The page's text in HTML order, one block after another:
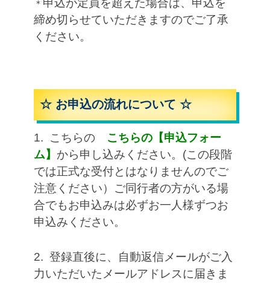
＊
締め切らせていただきますのでご了承
ください。
☆ お申込の流れについて ☆
1. こちらの こちらの【申込フォー
ム】 から申し込みください。(この段階
では正式な受付とはなりませんのでご
注意ください）ご同行者の方がいる場
合でもお申込みは必ずお一人様ずつお
申込みください。
2. 登録直後に、自動返信メールがご入
力いただいたメールアドレスに届きま